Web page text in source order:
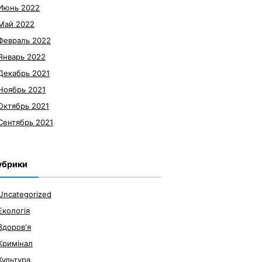
2022
2022
2022
2022
2021
2021
2021
2021